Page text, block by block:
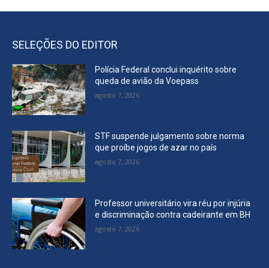
SELEÇÕES DO EDITOR
Polícia Federal conclui inquérito sobre
queda de avião da Voepass
agosto 7, 2026
STF suspende julgamento sobre norma
que proíbe jogos de azar no país
agosto 7, 2026
Professor universitário vira réu por injúria
e discriminação contra cadeirante em BH
agosto 7, 2026